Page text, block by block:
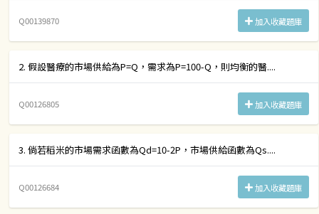
Q00139870 加入收藏題庫
2. 假設醫療的市場供給為P=Q，需求為P=100-Q，則均衡的醫....
Q00126805 加入收藏題庫
3. 倘若稻米的市場需求函數為Qd=10-2P，市場供給函數為Qs....
Q00126684 加入收藏題庫